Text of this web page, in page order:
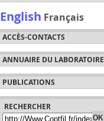
English Français
ACCÈS-CONTACTS
ANNUAIRE DU LABORATOIRE
PUBLICATIONS
RECHERCHER